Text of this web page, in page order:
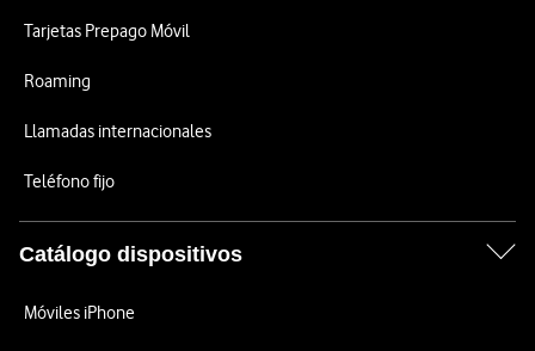
Tarjetas Prepago Móvil
Roaming
Llamadas internacionales
Teléfono fijo
Catálogo dispositivos
Móviles iPhone